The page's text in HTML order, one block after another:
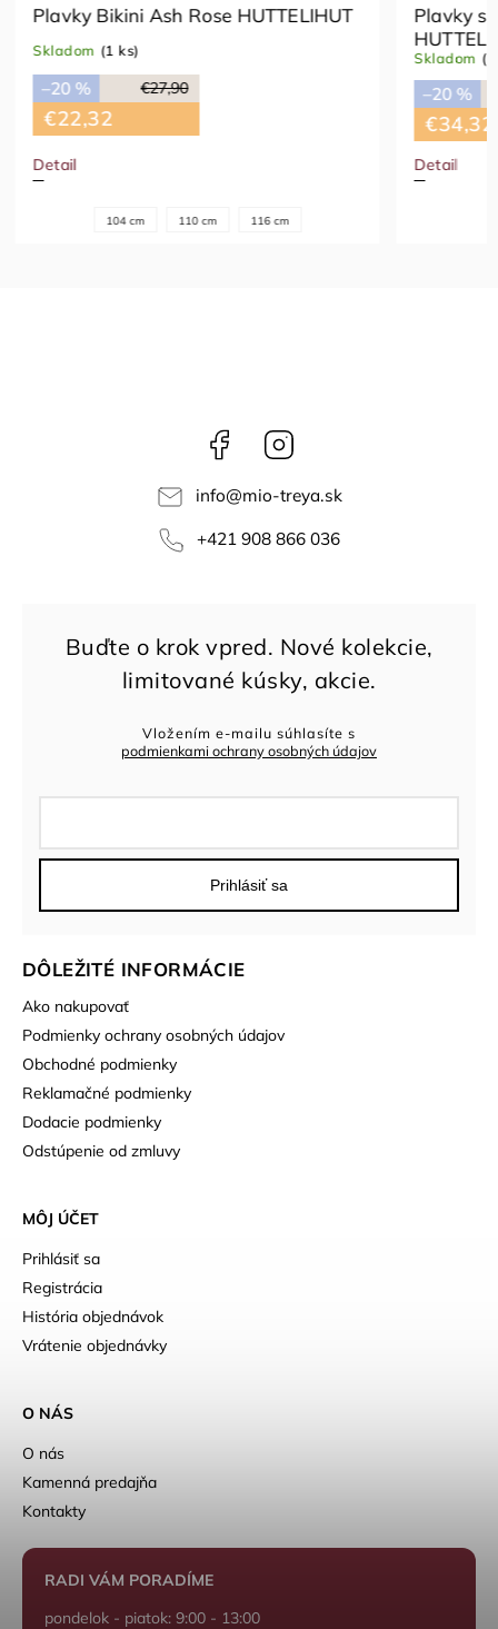
Plavky s UPF 60 Ash Rose
Skladom (1 ks)
€42,90
–20 %
€34,32
Detail
86 cm
Plavky
Konges
–50 %
Facebook
info@mio-treya.sk
+421 908 866 036
DÔLEŽITÉ INFORMÁCIE
Ako nakupovať
Podmienky ochrany osobných údajov
Obchodné podmienky
Reklamačné podmienky
Dodacie podmienky
Odstúpenie od zmluvy
MÔJ ÚČET
Prihlásiť sa
Registrácia
História objednávok
Vrátenie objednávky
Vložením e-mailu súhlasíte s
podmienkami ochrany osobných údajov
Prihlásiť sa
O NÁS
O nás
Kamenná predajňa
Kontakty
RADI VÁM PORADÍME
pondelok - piatok: 9:00 - 13:00